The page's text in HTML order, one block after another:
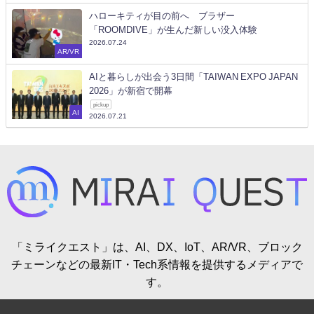
AR/VR
ハローキティが目の前へ ブラザー
「ROOMDIVE」が生んだ新しい没入体験
2026.07.24
AI
AIと暮らしが出会う3日間「TAIWAN EXPO JAPAN
2026」が新宿で開幕
pickup
2026.07.21
「ミライクエスト」は、AI、DX、IoT、AR/VR、ブロック
チェーンなどの最新IT・Tech系情報を提供するメディアで
す。